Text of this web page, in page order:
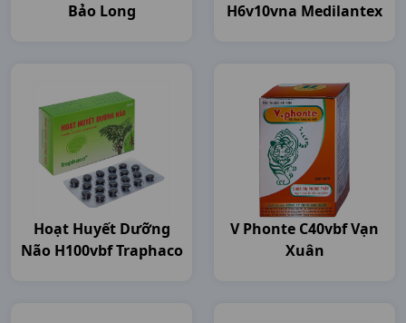
Bảo Long
H6v10vna Medilantex
Hoạt Huyết Dưỡng
Não H100vbf Traphaco
V Phonte C40vbf Vạn
Xuân